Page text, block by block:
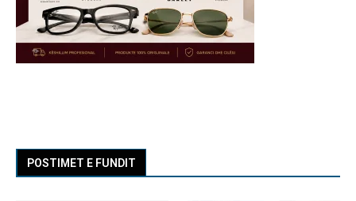
POSTIMET E FUNDIT